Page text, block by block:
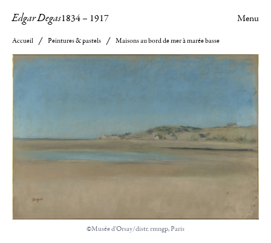
Edgar Degas1834– 1917 Menu
Accueil Peintures & pastels Maisons au bord de mer à marée basse
©Musée d'Orsay/distr. rmngp, Paris